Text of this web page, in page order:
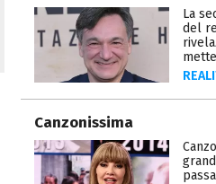
La
del
Canzonissima